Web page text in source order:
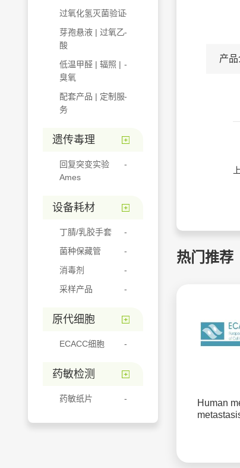
过氧化氢灭菌验证
芽孢悬液 | 过氧乙
酸
低温甲醛 | 辐照 |
臭氧
配套产品 | 定制服
务
遗传毒理
回复突变实验
Ames
设备耗材
丁腈/乳胶手套
菌种保藏管
消毒剂
采样产品
原代细胞
ECACC细胞
药敏检测
药敏纸片
产
热门推荐
Human